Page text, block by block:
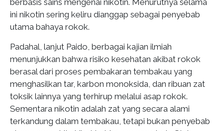
berbasis sains mengenai nikotin. Menurutnya selama
ini nikotin sering keliru dianggap sebagai penyebab
utama bahaya rokok.
Padahal, lanjut Paido, berbagai kajian ilmiah
menunjukkan bahwa risiko kesehatan akibat rokok
berasal dari proses pembakaran tembakau yang
menghasilkan tar, karbon monoksida, dan ribuan zat
toksik lainnya yang terhirup melalui asap rokok.
Sementara nikotin adalah zat yang secara alami
terkandung dalam tembakau, tetapi bukan penyebab